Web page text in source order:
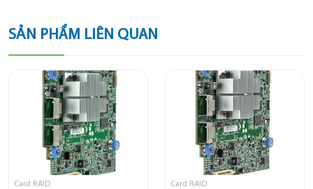
SẢN PHẨM LIÊN QUAN
Card RAID Card RAID